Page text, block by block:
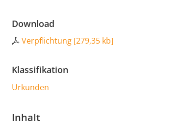
Download
Verpflichtung [279,35 kb]
Klassifikation
Urkunden
Inhalt